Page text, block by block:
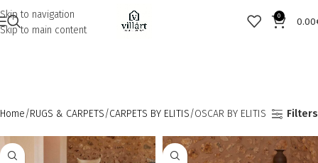
Skip to navigation
Skip to main content
0
0.00
Home RUGS & CARPETS CARPETS BY ELITIS OSCAR BY ELITIS Filters